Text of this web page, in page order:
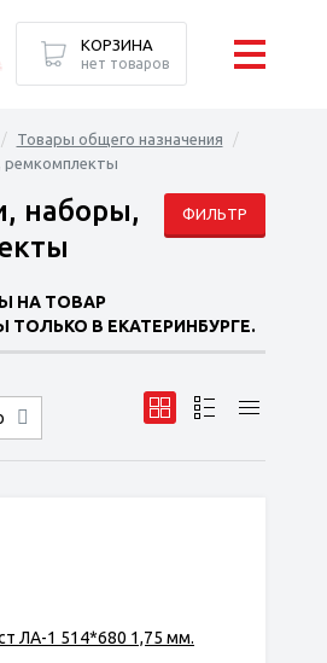
Товары общего назначения
ремкомплекты
ФИЛЬТР
наборы,
НА ТОВАР
В ЕКАТЕРИНБУРГЕ.
КОРЗИНА
нет товаров